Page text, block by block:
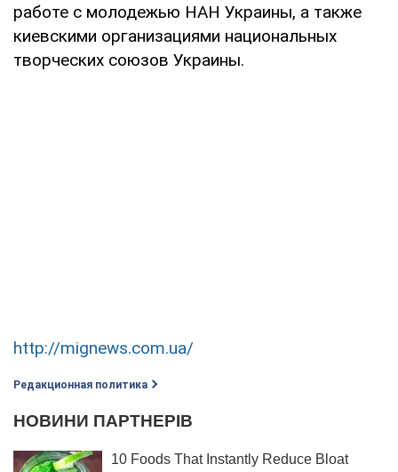
работе с молодежью НАН Украины, а также
киевскими организациями национальных
творческих союзов Украины.
http://mignews.com.ua/
Редакционная политика